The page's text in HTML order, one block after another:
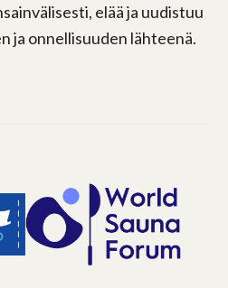
elää ja uudistuu
ja onnellisuuden lähteenä.